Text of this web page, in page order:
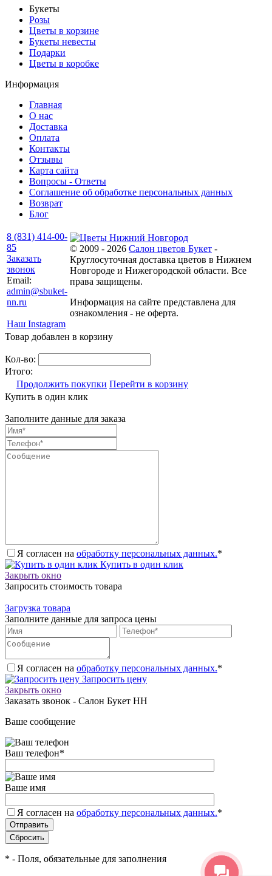
Букеты
Розы
Цветы в корзине
Букеты невесты
Подарки
Цветы в коробке
Информация
Главная
О нас
Доставка
Оплата
Контакты
Отзывы
Карта сайта
Вопросы - Ответы
Соглашение об обработке персональных данных
Возврат
Блог
8 (831) 414-00-
85
Заказать
звонок
Email:
admin@sbuket-
nn.ru
Наш Instagram
© 2009 - 2026 Салон цветов Букет -
Круглосуточная доставка цветов в Нижнем
Новгороде и Нижегородской области. Все
права защищены.
Информация на сайте представлена для
ознакомления - не оферта.
Товар добавлен в корзину
Кол-во:
Итого:
Продолжить покупки Перейти в корзину
Купить в один клик
Заполните данные для заказа
Я согласен на обработку персональных данных.*
Купить в один клик
Закрыть окно
Запросить стоимость товара
Загрузка товара
Заполните данные для запроса цены
Я согласен на обработку персональных данных.*
Запросить цену
Закрыть окно
Заказать звонок - Салон Букет НН
Ваше сообщение
Ваш телефон*
Ваше имя
Я согласен на обработку персональных данных.*
* - Поля, обязательные для заполнения